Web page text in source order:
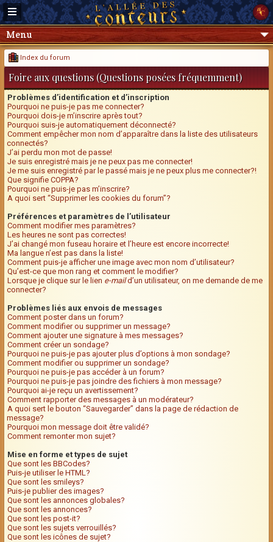
Menu
Index du forum
Foire aux questions (Questions posées fréquemment)
Problèmes d’identification et d’inscription
Pourquoi ne puis-je pas me connecter?
Pourquoi dois-je m’inscrire après tout?
Pourquoi suis-je automatiquement déconnecté?
Comment empêcher mon nom d’apparaître dans la liste des utilisateurs
connectés?
J’ai perdu mon mot de passe!
Je suis enregistré mais je ne peux pas me connecter!
Je me suis enregistré par le passé mais je ne peux plus me connecter?!
Que signifie COPPA?
Pourquoi ne puis-je pas m’inscrire?
A quoi sert “Supprimer les cookies du forum”?
Préférences et paramètres de l’utilisateur
Comment modifier mes paramètres?
Les heures ne sont pas correctes!
J’ai changé mon fuseau horaire et l’heure est encore incorrecte!
Ma langue n’est pas dans la liste!
Comment puis-je afficher une image avec mon nom d’utilisateur?
Qu’est-ce que mon rang et comment le modifier?
Lorsque je clique sur le lien e-maild’un utilisateur, on me demande de me
connecter?
Problèmes liés aux envois de messages
Comment poster dans un forum?
Comment modifier ou supprimer un message?
Comment ajouter une signature à mes messages?
Comment créer un sondage?
Pourquoi ne puis-je pas ajouter plus d’options à mon sondage?
Comment modifier ou supprimer un sondage?
Pourquoi ne puis-je pas accéder à un forum?
Pourquoi ne puis-je pas joindre des fichiers à mon message?
Pourquoi ai-je reçu un avertissement?
Comment rapporter des messages à un modérateur?
A quoi sert le bouton “Sauvegarder” dans la page de rédaction de
message?
Pourquoi mon message doit être validé?
Comment remonter mon sujet?
Mise en forme et types de sujet
Que sont les BBCodes?
Puis-je utiliser le HTML?
Que sont les smileys?
Puis-je publier des images?
Que sont les annonces globales?
Que sont les annonces?
Que sont les post-it?
Que sont les sujets verrouillés?
Que sont les icônes de sujet?